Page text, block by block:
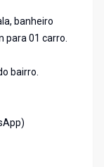
banheiro
para 01 carro.
bairro.